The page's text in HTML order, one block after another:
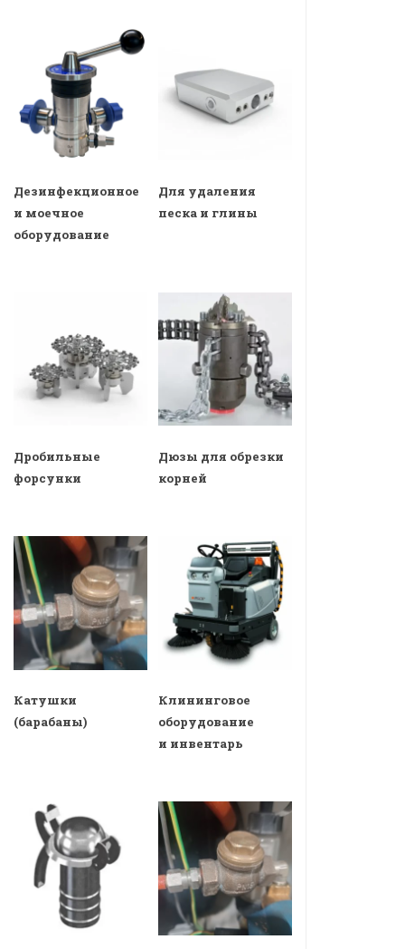
Дезинфекционное
и моечное
оборудование
Для удаления
песка и глины
Дробильные
форсунки
Дюзы для обрезки
корней
Катушки
(барабаны)
Клининговое
оборудование
и инвентарь